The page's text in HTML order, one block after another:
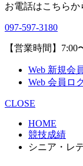
お電話はこちらか
097-597-3180
【営業時間】
Web 新規会
Web 会員ロ
CLOSE
HOME
競技成績
シニア・レ